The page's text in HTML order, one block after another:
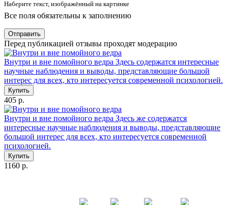
Наберите текст, изображённый на картинке
Все поля обязательны к заполнению
Отправить
Перед публикацией отзывы проходят модерацию
Внутри и вне помойного ведра Здесь содержатся интересные
научные наблюдения и выводы, представляющие большой
интерес для всех, кто интересуется современной психологией.
Купить
405 р.
Внутри и вне помойного ведра Здесь же содержатся
интересные научные наблюдения и выводы, представляющие
большой интерес для всех, кто интересуется современной
психологией.
Купить
1160 р.